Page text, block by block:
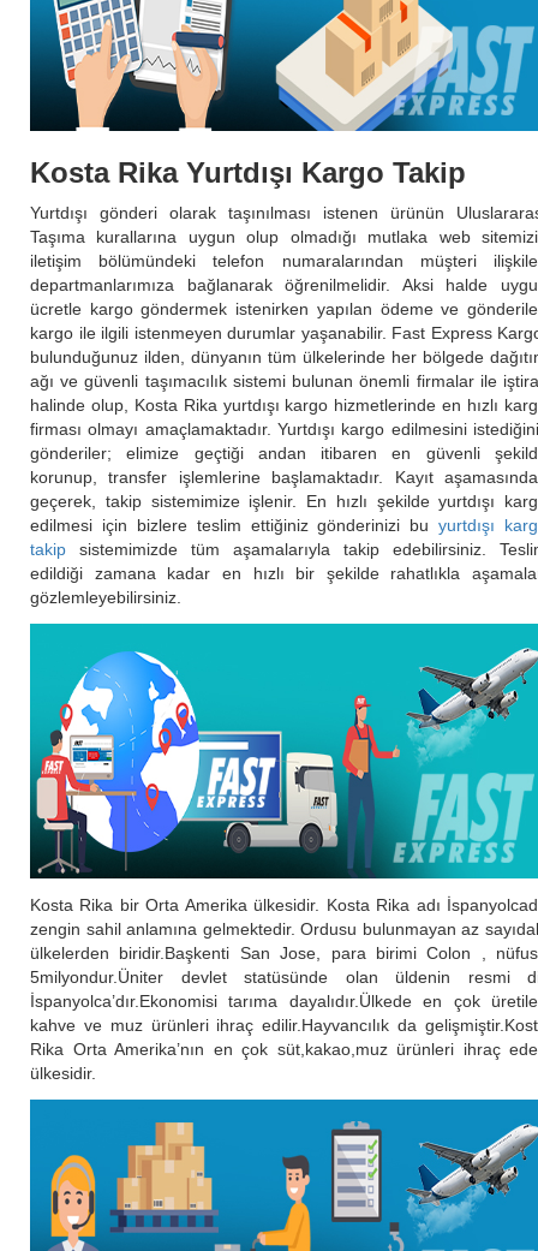
Kosta Rika Yurtdışı Kargo Takip
Yurtdışı gönderi olarak taşınılması istenen ürünün
Taşıma kurallarına uygun olup olmadığı mutlaka web
iletişim bölümündeki telefon numaralarından müşteri
departmanlarımıza bağlanarak öğrenilmelidir. Aksi halde
ücretle kargo göndermek istenirken yapılan ödeme ve
kargo ile ilgili istenmeyen durumlar yaşanabilir. Fast Express
bulunduğunuz ilden, dünyanın tüm ülkelerinde her bölgede
ağı ve güvenli taşımacılık sistemi bulunan önemli firmalar ile
halinde olup, Kosta Rika yurtdışı kargo hizmetlerinde en hızlı
firması olmayı amaçlamaktadır. Yurtdışı kargo edilmesini
gönderiler; elimize geçtiği andan itibaren en güvenli
korunup, transfer işlemlerine başlamaktadır. Kayıt
geçerek, takip sistemimize işlenir. En hızlı şekilde yurtdışı
edilmesi için bizlere teslim ettiğiniz gönderinizi buyurtdışı
takip sistemimizde tüm aşamalarıyla takip edebilirsiniz.
edildiği zamana kadar en hızlı bir şekilde rahatlıkla
gözlemleyebilirsiniz.
Kosta Rika bir Orta Amerika ülkesidir. Kosta Rika adı
zengin sahil anlamına gelmektedir. Ordusu bulunmayan az
ülkelerden biridir.Başkenti San Jose, para birimi Colon ,
5milyondur.Üniter devlet statüsünde olan üldenin resmi
İspanyolca’dır.Ekonomisi tarıma dayalıdır.Ülkede en çok
kahve ve muz ürünleri ihraç edilir.Hayvancılık da
Rika Orta Amerika’nın en çok süt,kakao,muz ürünleri ihraç
ülkesidir.